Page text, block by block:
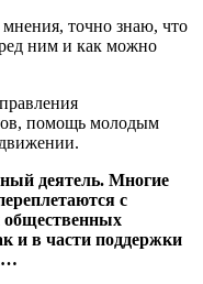
мнения, точно знаю, что
ним и как можно
помощь молодым
деятель. Многие
с
общественных
и в части поддержки